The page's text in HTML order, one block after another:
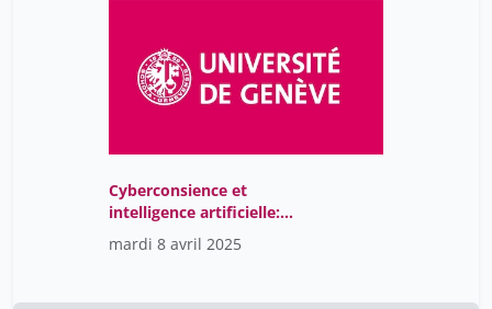
Cyberconsience et
intelligence artificielle:
mythes et réalité
mardi 8 avril 2025